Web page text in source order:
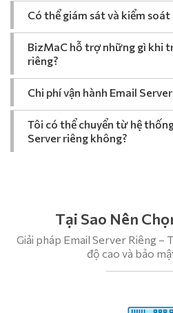
Có thể giám sát và kiểm
BizMaC hỗ trợ những gì khi
riêng?
Chi phí vận hành Email
Tôi có thể chuyển từ hệ
Server riêng không?
Tại Sao Nên
Giải pháp Email Server Riêng –
độ cao và bảo